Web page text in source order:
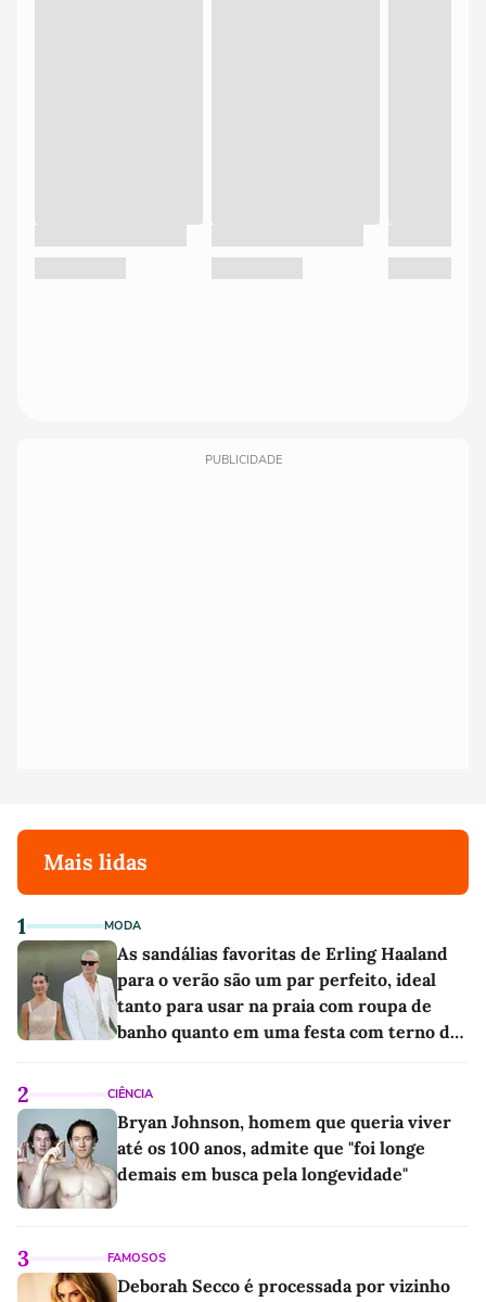
PUBLICIDADE
Mais lidas
1 MODA
As sandálias favoritas de Erling Haaland
para o verão são um par perfeito, ideal
tanto para usar na praia com roupa de
banho quanto em uma festa com terno de
2 CIÊNCIA
Bryan Johnson, homem que queria viver
até os 100 anos, admite que "foi longe
demais em busca pela longevidade"
3 FAMOSOS
Deborah Secco é processada por vizinho